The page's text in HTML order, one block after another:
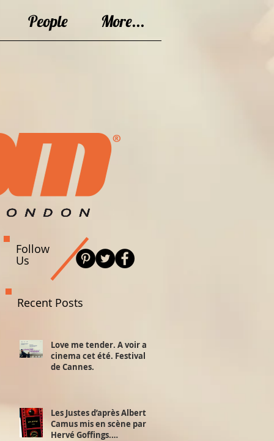
People More...
Follow
Us
Recent Posts
Love me tender. A voir au
cinema cet été. Festival
de Cannes.
Les Justes d’après Albert
Camus mis en scène par
Hervé Goffings.